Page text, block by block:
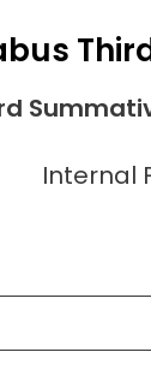
Internal